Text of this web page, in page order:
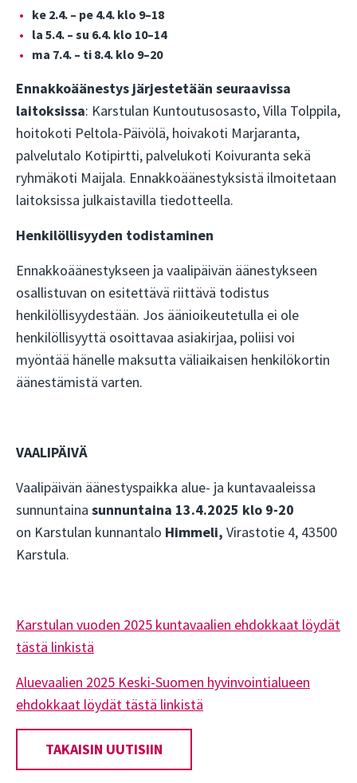
ke 2.4. – pe 4.4. klo 9–18
la 5.4. – su 6.4. klo 10–14
ma 7.4. – ti 8.4. klo 9–20
Ennakkoäänestys järjestetään seuraavissa
laitoksissa: Karstulan Kuntoutusosasto, Villa Tolppila,
hoitokoti Peltola-Päivölä, hoivakoti Marjaranta,
palvelutalo Kotipirtti, palvelukoti Koivuranta sekä
ryhmäkoti Maijala. Ennakkoäänestyksistä ilmoitetaan
laitoksissa julkaistavilla tiedotteella.
Henkilöllisyyden todistaminen
Ennakkoäänestykseen ja vaalipäivän äänestykseen
osallistuvan on esitettävä riittävä todistus
henkilöllisyydestään. Jos äänioikeutetulla ei ole
henkilöllisyyttä osoittavaa asiakirjaa, poliisi voi
myöntää hänelle maksutta väliaikaisen henkilökortin
äänestämistä varten.
VAALIPÄIVÄ
Vaalipäivän äänestyspaikka alue- ja kuntavaaleissa
sunnuntaina sunnuntaina 13.4.2025 klo 9-20
on Karstulan kunnantalo Himmeli, Virastotie 4, 43500
Karstula.
Karstulan vuoden 2025 kuntavaalien ehdokkaat löydät
tästä linkistä
Aluevaalien 2025 Keski-Suomen hyvinvointialueen
ehdokkaat löydät tästä linkistä
TAKAISIN UUTISIIN